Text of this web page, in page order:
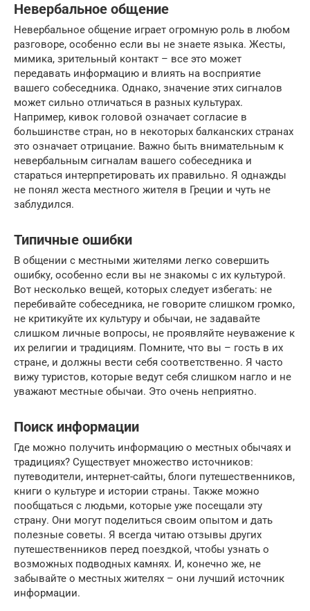
Невербальное общение
Невербальное общение играет огромную роль в любом
разговоре, особенно если вы не знаете языка. Жесты,
мимика, зрительный контакт – все это может
передавать информацию и влиять на восприятие
вашего собеседника. Однако, значение этих сигналов
может сильно отличаться в разных культурах.
Например, кивок головой означает согласие в
большинстве стран, но в некоторых балканских странах
это означает отрицание. Важно быть внимательным к
невербальным сигналам вашего собеседника и
стараться интерпретировать их правильно. Я однажды
не понял жеста местного жителя в Греции и чуть не
заблудился.
Типичные ошибки
В общении с местными жителями легко совершить
ошибку, особенно если вы не знакомы с их культурой.
Вот несколько вещей, которых следует избегать: не
перебивайте собеседника, не говорите слишком громко,
не критикуйте их культуру и обычаи, не задавайте
слишком личные вопросы, не проявляйте неуважение к
их религии и традициям. Помните, что вы – гость в их
стране, и должны вести себя соответственно. Я часто
вижу туристов, которые ведут себя слишком нагло и не
уважают местные обычаи. Это очень неприятно.
Поиск информации
Где можно получить информацию о местных обычаях и
традициях? Существует множество источников:
путеводители, интернет-сайты, блоги путешественников,
книги о культуре и истории страны. Также можно
пообщаться с людьми, которые уже посещали эту
страну. Они могут поделиться своим опытом и дать
полезные советы. Я всегда читаю отзывы других
путешественников перед поездкой, чтобы узнать о
возможных подводных камнях. И, конечно же, не
забывайте о местных жителях – они лучший источник
информации.